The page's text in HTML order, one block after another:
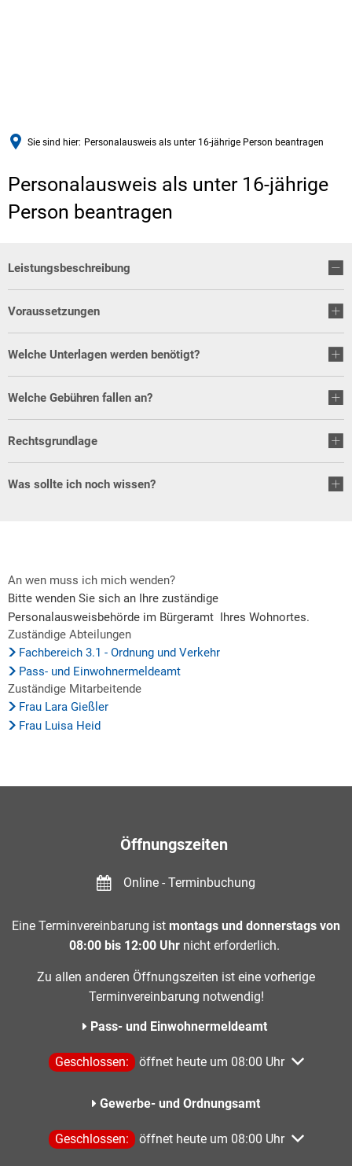
Sie sind hier: Personalausweis als unter 16-jährige Person beantragen
Personalausweis als unter 16-jährige
Person beantragen
Leistungsbeschreibung
Voraussetzungen
Welche Unterlagen werden benötigt?
Welche Gebühren fallen an?
Rechtsgrundlage
Was sollte ich noch wissen?
An wen muss ich mich wenden?
Bitte wenden Sie sich an Ihre zuständige
Personalausweisbehörde im Bürgeramt Ihres Wohnortes.
Zuständige Abteilungen
Fachbereich 3.1 - Ordnung und Verkehr
Pass- und Einwohnermeldeamt
Zuständige Mitarbeitende
Frau Lara Gießler
Frau Luisa Heid
Öffnungszeiten
Online - Terminbuchung
Eine Terminvereinbarung ist montags und donnerstags von
08:00 bis 12:00 Uhr nicht erforderlich.
Zu allen anderen Öffnungszeiten ist eine vorherige
Terminvereinbarung notwendig!
Pass- und Einwohnermeldeamt
Klicken, um weitere Öffnungs- oder Schließzeiten
Geschlossen: öffnet heute um 08:00 Uhr
Gewerbe- und Ordnungsamt
Klicken, um weitere Öffnungs- oder Schließzeiten
Geschlossen: öffnet heute um 08:00 Uhr